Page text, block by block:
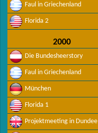
Faul in Griechenland
Florida 2
2000
Die Bundesheerstory
Faul in Griechenland
München
Florida 1
Projektmeeting in Dundee